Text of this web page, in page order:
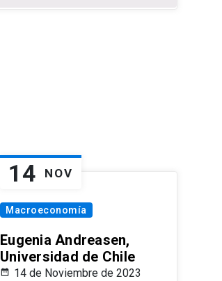
14 NOV
Macroeconomía
Eugenia Andreasen,
Universidad de Chile
14 de Noviembre de 2023